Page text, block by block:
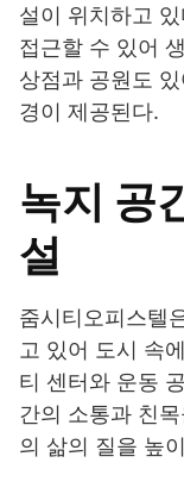
설이 위치하고
접근할 수 있어
상점과 공원도
경이 제공된다.
녹지 공
설
줌시티오피스텔
고 있어 도시 속
티 센터와 운동
간의 소통과 친
의 삶의 질을 높